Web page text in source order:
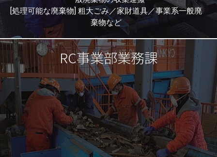
[処理可能な廃棄物] 粗大ごみ／家財道具／事業系一般廃
棄物など
環境部環境課2係
RC事業部業務課